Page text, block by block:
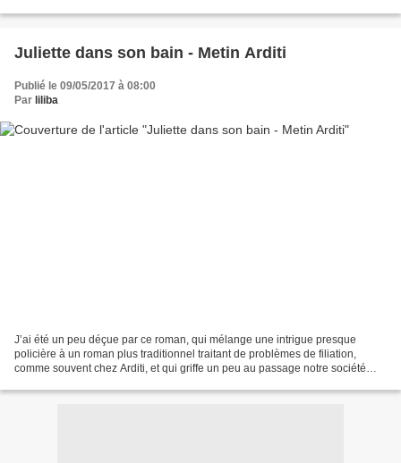
Juliette dans son bain - Metin Arditi
Publié le 09/05/2017 à 08:00
Par liliba
J’ai été un peu déçue par ce roman, qui mélange une intrigue presque
policière à un roman plus traditionnel traitant de problèmes de filiation,
comme souvent chez Arditi, et qui griffe un peu au passage notre société